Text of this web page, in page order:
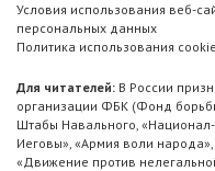
Условия использования веб-
персональных данных
Политика использования
Для читателей: В России
организации ФБК (Фонд
Штабы Навального,
Иеговы», «Армия воли
«Движение против